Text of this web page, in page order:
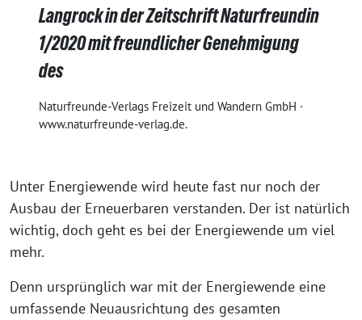
Langrock in der Zeitschrift Naturfreundin
1/2020 mit freundlicher Genehmigung
des
Naturfreunde-Verlags Freizeit und Wandern GmbH ·
www.naturfreunde-verlag.de.
Unter Energiewende wird heute fast nur noch der
Ausbau der Erneuerbaren verstanden. Der ist natürlich
wichtig, doch geht es bei der Energiewende um viel
mehr.
Denn ursprünglich war mit der Energiewende eine
umfassende Neuausrichtung des gesamten